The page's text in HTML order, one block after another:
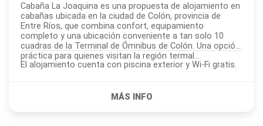
Cabaña La Joaquina es una propuesta de alojamiento en
cabañas ubicada en la ciudad de Colón, provincia de
Entre Ríos, que combina confort, equipamiento
completo y una ubicación conveniente a tan solo 10
cuadras de la Terminal de Ómnibus de Colón. Una opción
práctica para quienes visitan la región termal...
El alojamiento cuenta con piscina exterior y Wi-Fi gratis.